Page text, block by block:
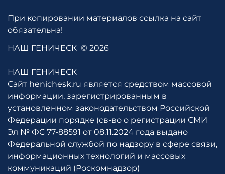
При копировании материалов ссылка на сайт
обязательна!
НАШ ГЕНИЧЕСК © 2026
НАШ ГЕНИЧЕСК
Сайт henichesk.ru является средством массовой
информации, зарегистрированным в
установленном законодательством Российской
Федерации порядке (св-во о регистрации СМИ
Эл № ФС 77-88591 от 08.11.2024 года выдано
Федеральной службой по надзору в сфере связи,
информационных технологий и массовых
коммуникаций (Роскомнадзор)